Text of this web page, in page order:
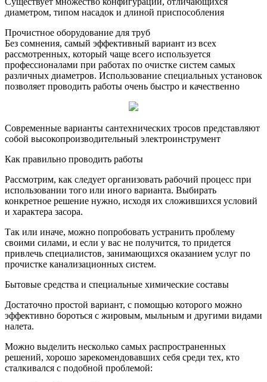
диаметром, типом насадок и длиной приспособления
Прочистное оборудование для труб
Без сомнения, самый эффективный вариант из всех
рассмотренных, который чаще всего используется
профессионалами при работах по очистке систем самых
различных диаметров. Использование специальных установок
позволяет проводить работы очень быстро и качественно
Современные варианты сантехнических тросов представляют
собой высокопроизводительный электроинструмент
Как правильно проводить работы
Рассмотрим, как следует организовать рабочий процесс при
использовании того или иного варианта. Выбирать
конкретное решение нужно, исходя их сложившихся условий
и характера засора.
Так или иначе, можно попробовать устранить проблему
своими силами, и если у вас не получится, то придется
привлечь специалистов, занимающихся оказанием услуг по
прочистке канализационных систем.
Бытовые средства и специальные химические составы
Достаточно простой вариант, с помощью которого можно
эффективно бороться с жировым, мыльным и другими видами
налета.
Можно выделить несколько самых распространенных
решений, хорошо зарекомендовавших себя среди тех, кто
сталкивался с подобной проблемой: